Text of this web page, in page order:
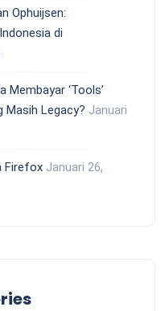
Ophuijsen:
di
Membayar ‘Tools’
Legacy? Januari
Firefox Januari 26,